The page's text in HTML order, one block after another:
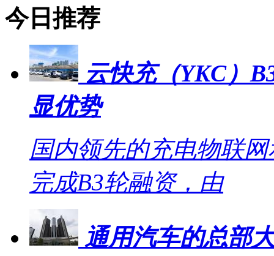
今日推荐
云快充（YKC）
显优势
国内领先的充电物联
完成B3轮融资，由
通用汽车的总部